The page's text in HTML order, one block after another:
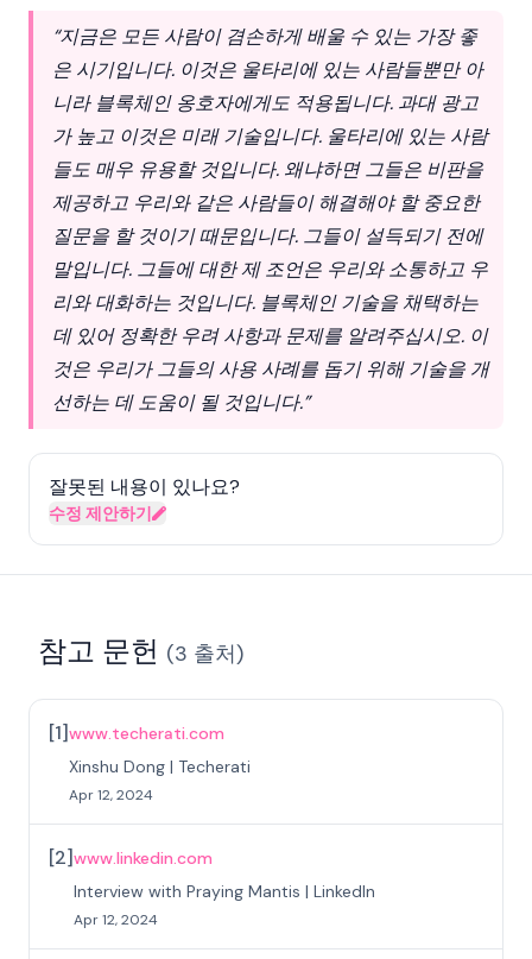
“지금은 모든 사람이 겸손하게 배울 수 있는 가장 좋
은 시기입니다. 이것은 울타리에 있는 사람들뿐만 아
니라 블록체인옹호자에게도 적용됩니다. 과대 광고
가 높고 이것은 미래 기술입니다. 울타리에 있는 사람
들도 매우 유용할 것입니다. 왜냐하면 그들은 비판을
제공하고 우리와 같은 사람들이 해결해야 할 중요한
질문을 할 것이기 때문입니다. 그들이 설득되기 전에
말입니다. 그들에 대한 제 조언은 우리와 소통하고 우
리와 대화하는 것입니다. 블록체인기술을 채택하는
데 있어 정확한 우려 사항과 문제를 알려주십시오. 이
것은 우리가 그들의 사용 사례를 돕기 위해 기술을 개
선하는 데 도움이 될 것입니다.”
잘못된 내용이 있나요?
수정 제안하기
참고 문헌 (3 출처)
[1]www.techerati.com
Xinshu Dong | Techerati
Apr 12, 2024
[2]www.linkedin.com
Interview with Praying Mantis | LinkedIn
Apr 12, 2024